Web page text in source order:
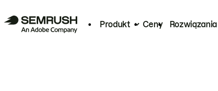
Produkt Ceny Rozwiązania